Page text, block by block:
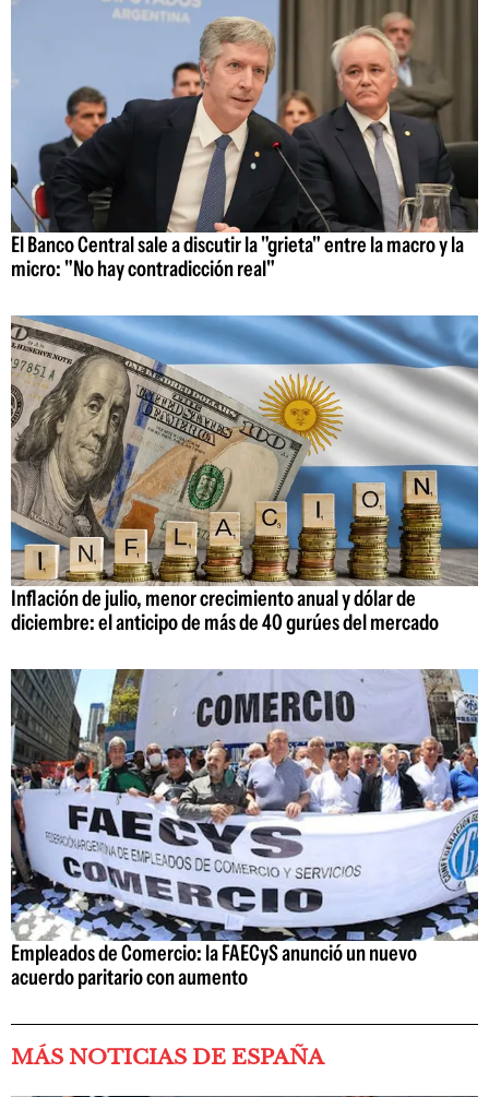
El Banco Central sale a discutir la "grieta" entre la macro y la
micro: "No hay contradicción real"
Inflación de julio, menor crecimiento anual y dólar de
diciembre: el anticipo de más de 40 gurúes del mercado
Empleados de Comercio: la FAECyS anunció un nuevo
acuerdo paritario con aumento
MÁS NOTICIAS DE ESPAÑA